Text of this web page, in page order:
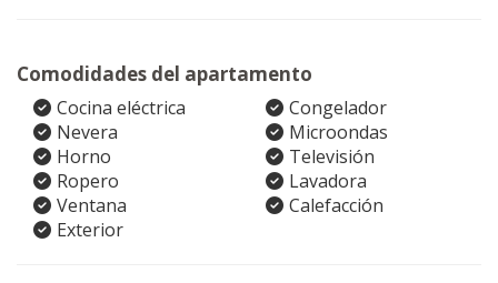
Comodidades del apartamento
Cocina eléctrica
Congelador
Nevera
Microondas
Horno
Televisión
Ropero
Lavadora
Ventana
Calefacción
Exterior